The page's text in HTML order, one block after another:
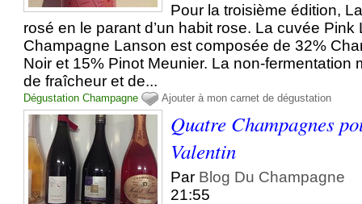
Pour la troisième édition,
rosé en le parant d’un habit rose. La cuvée Pink
Champagne Lanson est composée de 32%
Noir et 15% Pinot Meunier. La non-fermentation
de fraîcheur et de...
Dégustation Champagne Ajouter à mon carnet de dégustation
Quatre Champagnes
Valentin
Par Blog Du Champagne
21:55